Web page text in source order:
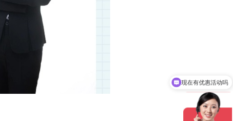
‌复读期间生活管理如何保障？